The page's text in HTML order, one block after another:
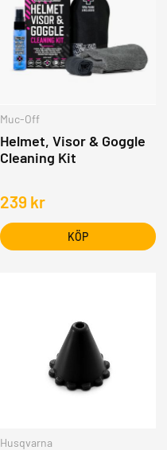
Muc-Off
Helmet, Visor & Goggle
Cleaning Kit
239 kr
KÖP
Husqvarna